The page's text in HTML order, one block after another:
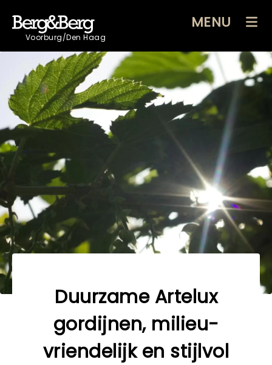
Voorburg/Den Haag
MENU
Duurzame Artelux
gordijnen, milieu-
vriendelijk en stijlvol